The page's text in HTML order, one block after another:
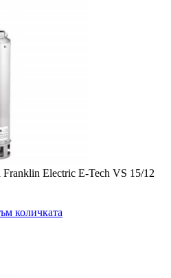
Electric E-Tech VS 15/12
количката